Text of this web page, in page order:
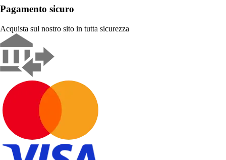
Pagamento sicuro
Acquista sul nostro sito in tutta sicurezza